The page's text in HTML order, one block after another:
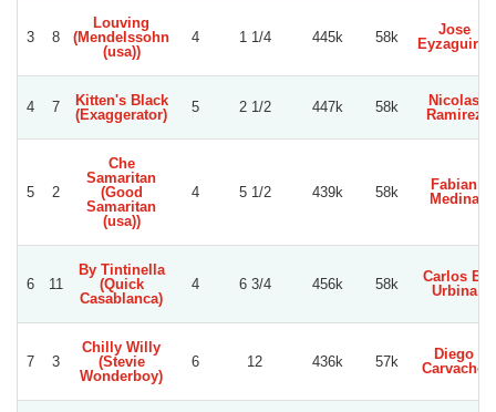
3 8
Louving
(Mendelssohn
(usa))
4 1 1/4 445k 58k
Jose
Eyzaguirre
4 7
Kitten's Black
(Exaggerator)
5 2 1/2 447k 58k
Nicolas
Ramirez
5 2
Che
Samaritan
(Good
Samaritan
(usa))
4 5 1/2 439k 58k
Fabian
Medina
6 11
By Tintinella
(Quick
Casablanca)
4 6 3/4 456k 58k
Carlos E.
Urbina
7 3
Chilly Willy
(Stevie
Wonderboy)
6 12 436k 57k
Diego
Carvacho